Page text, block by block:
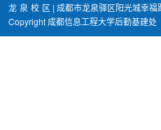
龙 泉 校 区 | 成都市龙泉驿区阳光城幸
Copyright 成都信息工程大学后勤基建